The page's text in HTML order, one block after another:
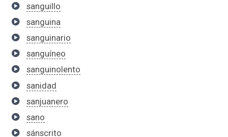
sanguillo
sanguina
sanguinario
sanguíneo
sanguinolento
sanidad
sanjuanero
sano
sánscrito